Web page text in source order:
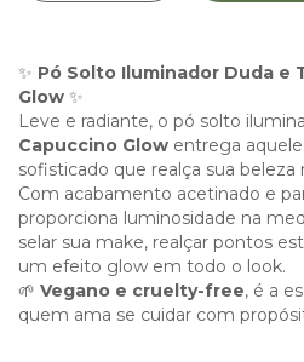
✨ Pó Solto Iluminador Duda e
Glow ✨
Leve e radiante, o pó solto
Capuccino Glow entrega
sofisticado que realça sua beleza
Com acabamento acetinado e
proporciona luminosidade na
selar sua make, realçar pontos
um efeito glow em todo o look.
🌱 Vegano e cruelty-free, é a
quem ama se cuidar com